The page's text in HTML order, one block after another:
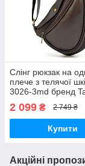
Слінг рюкзак на
плече з телячої
3026-3md бренд
2 099 ₴ 2 749 ₴
Купити
Акційні